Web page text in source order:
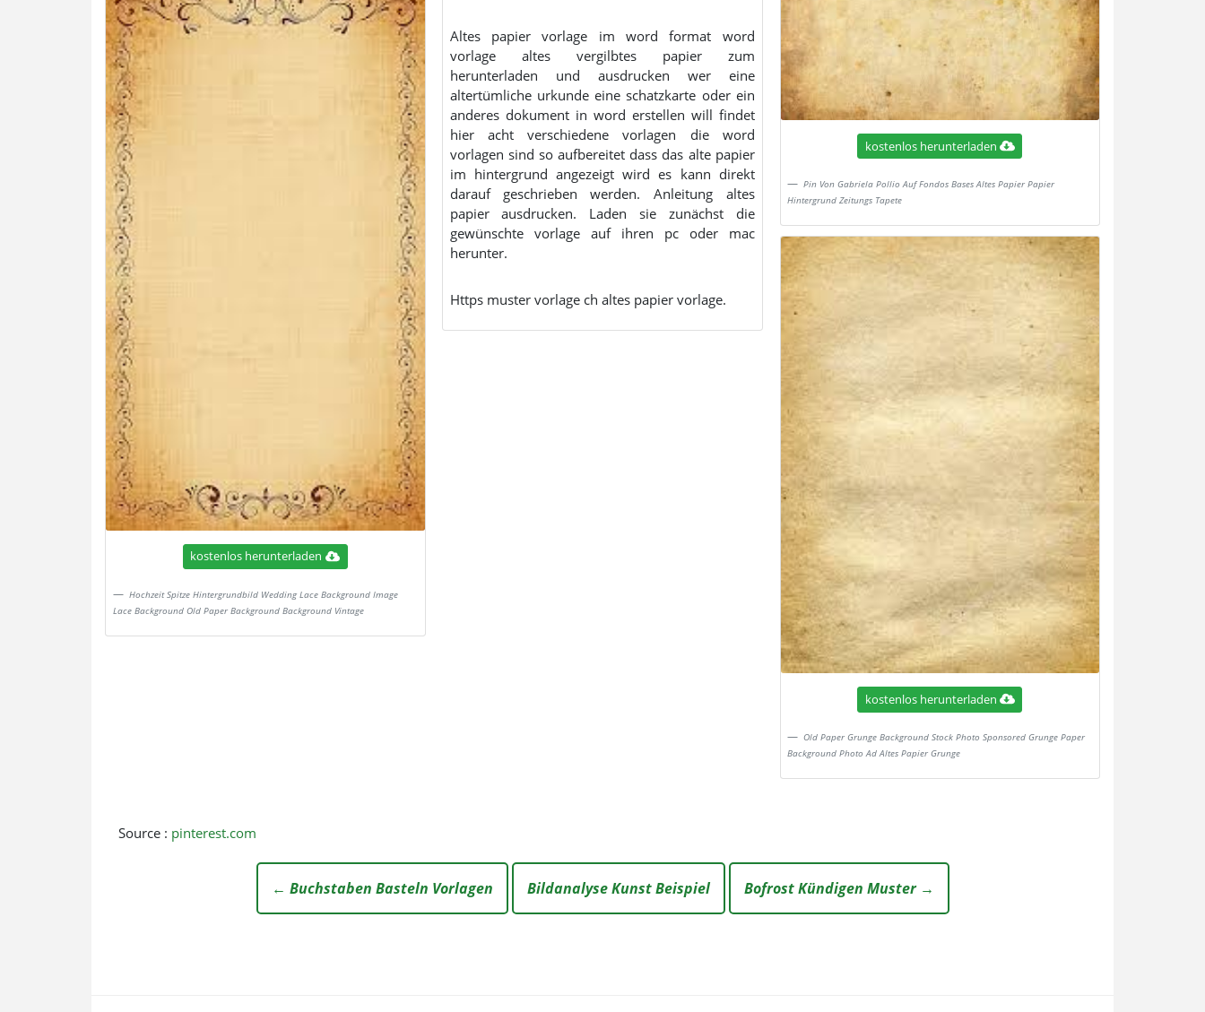
kostenlos herunterladen
Hochzeit Spitze Hintergrundbild Wedding Lace Background Image
Lace Background Old Paper Background Background Vintage
Altes papier vorlage im word format word
vorlage altes vergilbtes papier zum
herunterladen und ausdrucken wer eine
altertümliche urkunde eine schatzkarte oder ein
anderes dokument in word erstellen will findet
hier acht verschiedene vorlagen die word
vorlagen sind so aufbereitet dass das alte papier
im hintergrund angezeigt wird es kann direkt
darauf geschrieben werden. Anleitung altes
papier ausdrucken. Laden sie zunächst die
gewünschte vorlage auf ihren pc oder mac
herunter.
Https muster vorlage ch altes papier vorlage.
kostenlos herunterladen
Pin Von Gabriela Pollio Auf Fondos Bases Altes Papier Papier
Hintergrund Zeitungs Tapete
kostenlos herunterladen
Old Paper Grunge Background Stock Photo Sponsored Grunge Paper
Background Photo Ad Altes Papier Grunge
Source : pinterest.com
← Buchstaben Basteln Vorlagen Bildanalyse Kunst Beispiel Bofrost Kündigen Muster →